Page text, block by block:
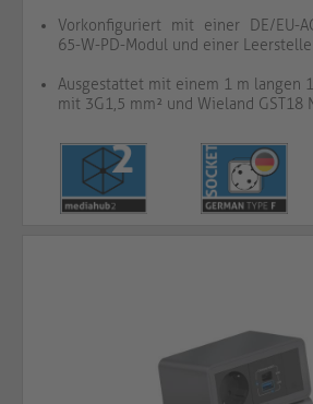
Vorkonfiguriert mit einer DE/EU-
65-W-PD-Modul und einer Leerstelle
Ausgestattet mit einem 1 m langen
mit 3G1,5 mm² und Wieland GST18